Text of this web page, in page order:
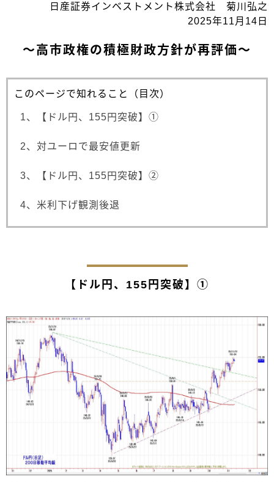
日産証券インベストメント株式会社 菊川弘之
2025年11月14日
～高市政権の積極財政方針が再評価～
このページで知れること（目次）
1、【ドル円、155円突破】①
2、対ユーロで最安値更新
3、【ドル円、155円突破】②
4、米利下げ観測後退
【ドル円、155円突破】①